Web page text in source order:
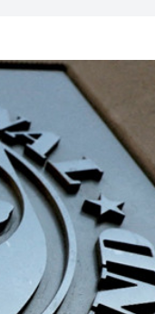
輕判
公職委任